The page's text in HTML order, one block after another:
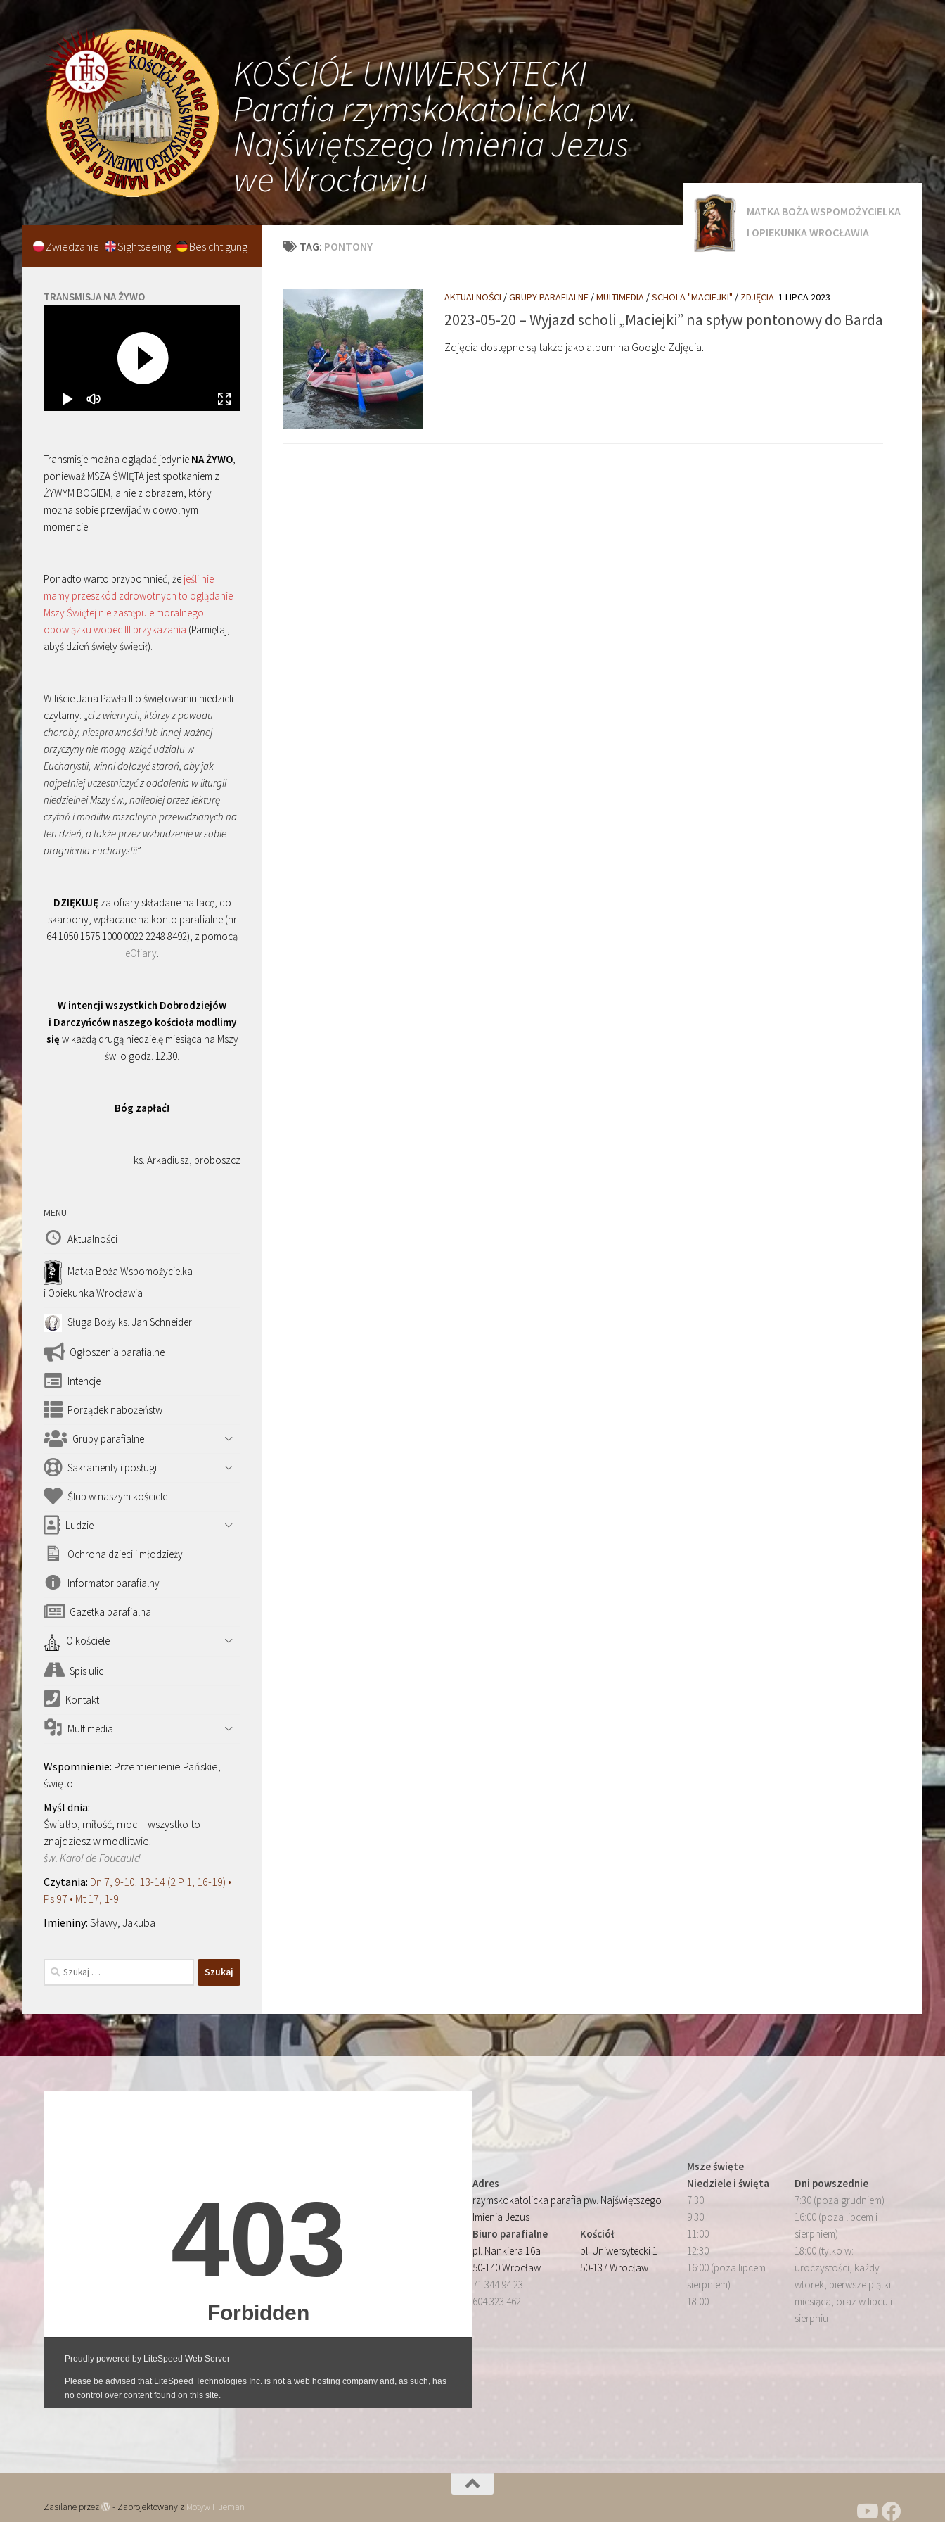
KOŚCIÓŁ UNIWERSYTECKI
Parafia rzymskokatolicka pw.
Najświętszego Imienia Jezus
we Wrocławiu
TAG: PONTONY
MATKA BOŻA WSPOMOŻYCIELKA
I OPIEKUNKA WROCŁAWIA
AKTUALNOŚCI /GRUPY PARAFIALNE /MULTIMEDIA /SCHOLA "MACIEJKI" / ZDJĘCIA 1 LIPCA 2023
2023-05-20 – Wyjazd scholi „Maciejki” na spływ pontonowy do Barda
Zdjęcia dostępne są także jako album na Google Zdjęcia.
Zwiedzanie Sightseeing Besichtigung
TRANSMISJA NA ŻYWO
Transmisje można oglądać jedynie NA ŻYWO,
ponieważ MSZA ŚWIĘTA jest spotkaniem z
ŻYWYM BOGIEM, a nie z obrazem, który
można sobie przewijać w dowolnym
momencie.
Ponadto warto przypomnieć, że jeśli nie
mamy przeszkód zdrowotnych to oglądanie
Mszy Świętej nie zastępuje moralnego
obowiązku wobec III przykazania (Pamiętaj,
abyś dzień święty święcił).
W liście Jana Pawła II o świętowaniu niedzieli
czytamy: „ci z wiernych, którzy z powodu
choroby, niesprawności lub innej ważnej
przyczyny nie mogą wziąć udziału w
Eucharystii, winni dołożyć starań, aby jak
najpełniej uczestniczyć z oddalenia w liturgii
niedzielnej Mszy św., najlepiej przez lekturę
czytań i modlitw mszalnych przewidzianych na
ten dzień, a także przez wzbudzenie w sobie
pragnienia Eucharystii”.
DZIĘKUJĘza ofiary składane na tacę, do
skarbony, wpłacane na konto parafialne (nr
64 1050 1575 1000 0022 2248 8492), z pomocą
eOfiary.
W intencji wszystkich Dobrodziejów
i Darczyńców naszego kościoła modlimy
się w każdą drugą niedzielę miesiąca na Mszy
św. o godz. 12.30.
Bóg zapłać!
ks. Arkadiusz, proboszcz
MENU
Aktualności
Matka Boża Wspomożycielka
i Opiekunka Wrocławia
Sługa Boży ks. Jan Schneider
Ogłoszenia parafialne
Intencje
Porządek nabożeństw
Grupy parafialne
Sakramenty i posługi
Ślub w naszym kościele
Ludzie
Ochrona dzieci i młodzieży
Informator parafialny
Gazetka parafialna
O kościele
Spis ulic
Kontakt
Multimedia
Przemienienie Pańskie,
święto
Światło, miłość, moc – wszystko to
znajdziesz w modlitwie.
św. Karol de Foucauld
Dn 7, 9-10. 13-14 (2 P 1, 16-19) •
Ps 97 • Mt 17, 1-9
Sławy, Jakuba
Szukaj:
Adres
rzymskokatolicka parafia pw. Najświętszego
Imienia Jezus
Biuro parafialne
pl. Nankiera 16a
50-140 Wrocław
71 344 94 23
604 323 462
Kościół
pl. Uniwersytecki 1
50-137 Wrocław
Msze święte
Niedziele i święta
7:30
9:30
11:00
12:30
16:00 (poza lipcem i
sierpniem)
18:00
Dni powszednie
7:30 (poza grudniem)
16:00 (poza lipcem i
sierpniem)
18:00 (tylko w:
uroczystości, każdy
wtorek, pierwsze piątki
miesiąca, oraz w lipcu i
sierpniu
Zasilane przez - Zaprojektowany z Motyw Hueman